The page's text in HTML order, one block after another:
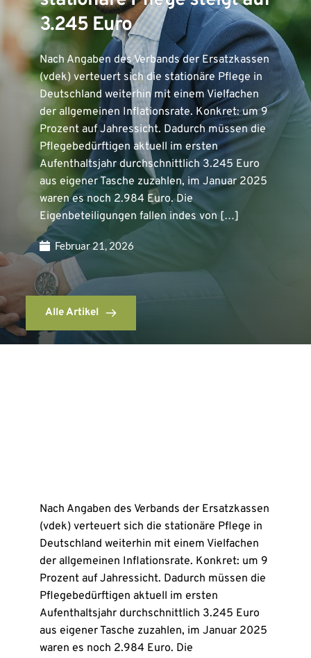
3.245 Euro
Nach Angaben des Verbands der Ersatzkassen
(vdek) verteuert sich die stationäre Pflege in
Deutschland weiterhin mit einem Vielfachen
der allgemeinen Inflationsrate. Konkret: um 9
Prozent auf Jahressicht. Dadurch müssen die
Pflegebedürftigen aktuell im ersten
Aufenthaltsjahr durchschnittlich 3.245 Euro
aus eigener Tasche zuzahlen, im Januar 2025
waren es noch 2.984 Euro. Die
Eigenbeteiligungen fallen indes von […]
Februar 21, 2026
Alle Artikel
Nach Angaben des Verbands der Ersatzkassen
(vdek) verteuert sich die stationäre Pflege in
Deutschland weiterhin mit einem Vielfachen
der allgemeinen Inflationsrate. Konkret: um 9
Prozent auf Jahressicht. Dadurch müssen die
Pflegebedürftigen aktuell im ersten
Aufenthaltsjahr durchschnittlich 3.245 Euro
aus eigener Tasche zuzahlen, im Januar 2025
waren es noch 2.984 Euro. Die